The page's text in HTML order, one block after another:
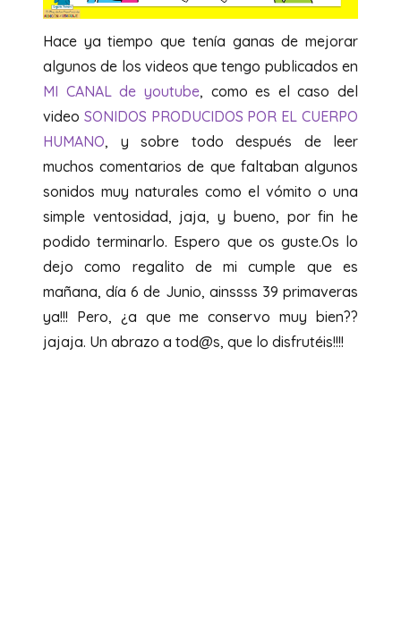
Hace ya tiempo que tenía ganas de mejorar
algunos de los videos que tengo publicados en
MI CANAL de youtube, como es el caso del
video SONIDOS PRODUCIDOS POR EL CUERPO
HUMANO, y sobre todo después de leer
muchos comentarios de que faltaban algunos
sonidos muy naturales como el vómito o una
simple ventosidad, jaja, y bueno, por fin he
podido terminarlo. Espero que os guste.Os lo
dejo como regalito de mi cumple que es
mañana, día 6 de Junio, ainssss 39 primaveras
ya!!! Pero, ¿a que me conservo muy bien??
jajaja. Un abrazo a tod@s, que lo disfrutéis!!!!